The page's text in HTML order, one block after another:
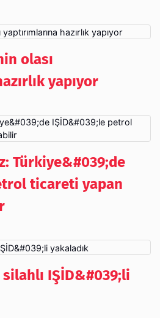
olası
yapıyor
Türkiye&#039;de
ticareti yapan
IŞİD&#039;li